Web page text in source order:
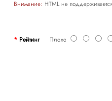
Внимание: HTML не
РейтингПлохо